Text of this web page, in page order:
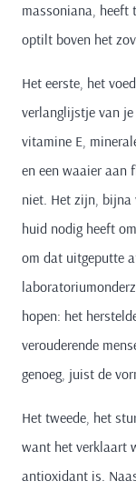
massoniana, heeft
optilt boven het
Het eerste, het
verlanglijstje van
vitamine E,
en een waaier aan
niet. Het zijn, bijna
huid nodig heeft
om dat uitgeputte
hopen: het
verouderende
genoeg, juist de
Het tweede, het
want het verklaart
antioxidant is.